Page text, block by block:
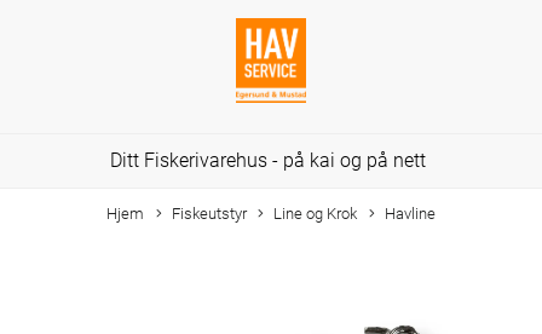
Ditt Fiskerivarehus - på kai og på nett
Hjem Fiskeutstyr Line og Krok Havline